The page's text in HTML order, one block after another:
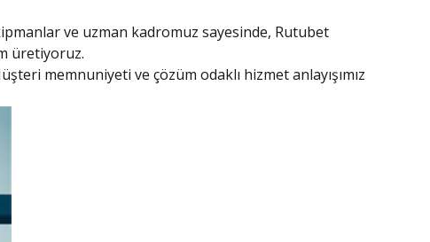
ve uzman kadromuz sayesinde, Rutubet
üretiyoruz.
memnuniyeti ve çözüm odaklı hizmet anlayışımız